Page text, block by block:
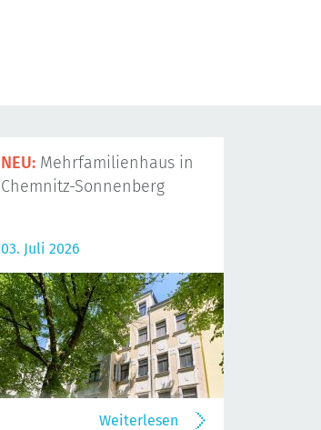
NEU: Mehrfamilienhaus in
Chemnitz-Sonnenberg
03. Juli 2026
Weiterlesen